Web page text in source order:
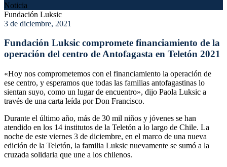
Noticia
Fundación Luksic
3 de diciembre, 2021
Fundación Luksic compromete financiamiento de la
operación del centro de Antofagasta en Teletón 2021
«Hoy nos comprometemos con el financiamiento la operación de
ese centro, y esperamos que todas las familias antofagastinas lo
sientan suyo, como un lugar de encuentro», dijo Paola Luksic a
través de una carta leída por Don Francisco.
Durante el último año, más de 30 mil niños y jóvenes se han
atendido en los 14 institutos de la Teletón a lo largo de Chile. La
noche de este viernes 3 de diciembre, en el marco de una nueva
edición de la Teletón, la familia Luksic nuevamente se sumó a la
cruzada solidaria que une a los chilenos.